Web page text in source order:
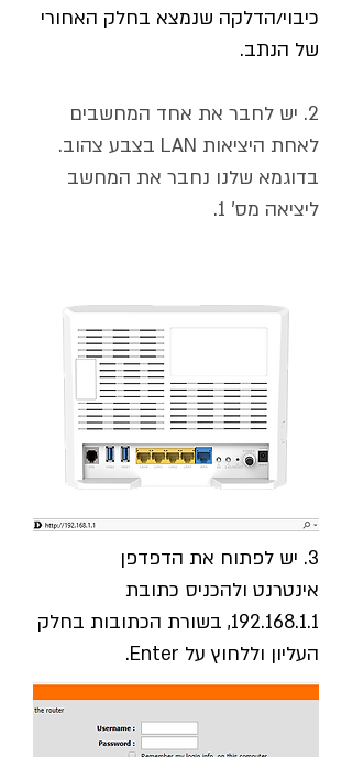
כיבוי/הדלקה שנמצא בחלק האחורי
של הנתב.
2. יש לחבר את אחד המחשבים
לאחת היציאות LAN בצבע צהוב.
בדוגמא שלנו נחבר את המחשב
ליציאה מס' 1.
3. יש לפתוח את הדפדפן
אינטרנט ולהכניס כתובת
192.168.1.1, בשורת הכתובות בחלק
העליון וללחוץ על Enter.